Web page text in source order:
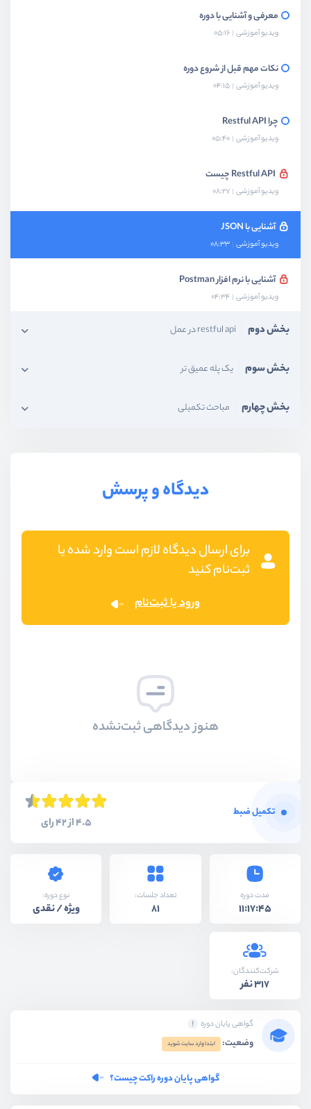
معرفی و آشنایی با دوره
ویدیو آموزشی 05:16
نکات مهم قبل از شروع دوره
ویدیو آموزشی 04:15
چرا Restful API
ویدیو آموزشی 05:40
Restful API چیست
ویدیو آموزشی 08:27
آشنایی با JSON
ویدیو آموزشی 08:33
آشنایی با نرم افزار Postman
ویدیو آموزشی 04:34
بخش دوم restful api در عمل
بخش سوم یک پله عمیق تر
بخش چهارم مباحث تکمیلی
دیدگاه و پرسش
برای ارسال دیدگاه لازم است وارد شده یا
ثبت‌نام کنید
ورود یا ثبت‌نام
هنوز دیدگاهی ثبت‌نشده
تکمیل ضبط
4.5 از 42 رای
مدت دوره
11:17:45
تعداد جلسات:
81
نوع دوره:
ویژه / نقدی
شرکت‌کنندگان:
317 نفر
گواهی پایان دوره
وضعیت: ابتدا وارد سایت شوید
گواهی پایان دوره راکت چیست؟